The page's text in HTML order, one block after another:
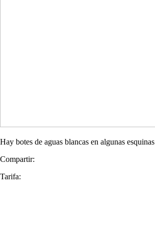
Hay botes de aguas blancas en algunas esquinas
Compartir:
Tarifa: